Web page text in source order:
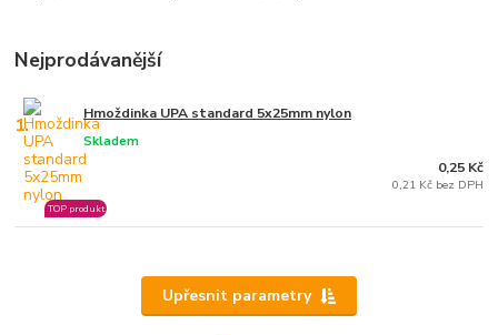
Nejprodávanější
1. Hmoždinka UPA standard 5x25mm nylon
Skladem
TOP produkt
0,25 Kč
0,21 Kč bez DPH
Upřesnit parametry